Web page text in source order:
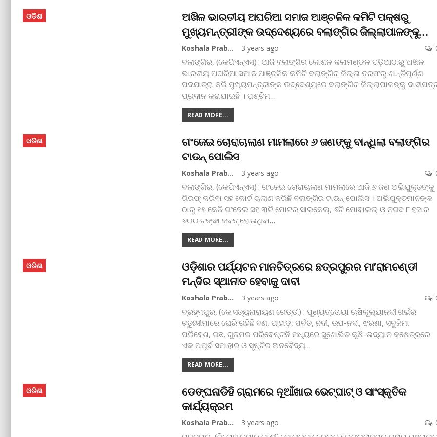
ଓଡିଶା
ଅଖିଳ ଭାରତୀୟ ଅଘରିଆ ସମାଜ ଆଞ୍ଚଳିକ କମିଟି ପକ୍ଷରୁ
ମୁଖ୍ୟମନ୍ତ୍ରୀଙ୍କ ଉଦ୍ଦେଶ୍ୟରେ ବଲାଙ୍ଗିର ଜିଲ୍ଲାପାଳଙ୍କୁ…
Koshala Prabaha 3 years ago
ବଲାଙ୍ଗିର, (କେପିଏନ୍‌ଏସ୍‌) : ଆଜି ବଲାଙ୍ଗିର କୋଶଳ କଳାମଣ୍ଡଳ ପଡ଼ିଆଠାରୁ ଅଖିଳ
ଭାରତୀୟ ଅଘରିଆ ସମାଜ ଆଞ୍ଚଳିକ କମିଟି ବଲାଙ୍ଗିର ଜିଲ୍ଲା ତରଫରୁ ଶାନ୍ତିପୂର୍ଣ୍ଣ
ପଦଯାତ୍ରା କରି ମୁଖ୍ୟମନ୍ତ୍ରୀଙ୍କ ଉଦ୍ଦେଶ୍ୟରେ ବଲାଙ୍ଗିର ଜିଲ୍ଲାପାଳଙ୍କୁ
ପ୍ରଦାନ କରାଯାଇଛି । ପଶ୍ଚିମ…
READ MORE...
ଓଡିଶା
ଗଂଜେଇ ଚୋରାଚାଲାଣ ମାମଲାରେ ୬ ଜଣଙ୍କୁ ବାନ୍ଧିଲା ବଲାଙ୍ଗିର
ଟାଉନ୍‌ ପୋଲିସ
Koshala Prabaha 3 years ago
ବଲାଙ୍ଗିର, (କେପିଏନ୍‌ଏସ୍‌) : ଗଂଜେଇ ଚୋରାଚାଲାଣ ମାମଲାରେ ଆଜି ୬ ଜଣ ଅଭିଯୁକ୍ତଙ୍କୁ
ଗିରଫ୍‌ କରିବା ସହ କୋର୍ଟ ଚାଲାଣ କରିଛି ବଲାଙ୍ଗିର ଟାଉନ୍‌ ପୋଲିସ । ଅଭିଯୁକ୍ତମାନଙ୍କ
ଠାରୁ ୧୫ କେଜି ଗଂଜେଇ ସହ ୩ଟି ମୋଟର ସାଇକେଲ୍‌, ୬ଟି ମୋବାଇଲ୍‌ ଓ ନଗଦ ୮ ହଜାର
୬୦୦ ଟଙ୍କା ଜବତ୍‌ ହୋଇଥିବା…
READ MORE...
ଓଡିଶା
ଓଡ଼ିଶାର ପର୍ଯ୍ୟଟନ ମାନଚିତ୍ରରେ ଛତ୍ରପୁରର ମା’ରାମଚଣ୍ଡୀ
ମନ୍ଦିର ସ୍ଥାନୀତ ହେବାକୁ ଦାବୀ
Koshala Prabaha 3 years ago
ବ୍ରହ୍ମପୁର, (କେ.ସତ୍ୟନାରାୟଣ ରେଡ୍ଡୀ) : ପୂଣ୍ୟତ୍ତୋୟା ଋଷିକୂଲ୍ୟାନଦୀ ଗର୍ଭର
ଚତୁଃସୀମାରେ ଘେରି ରହିଛି ବଣ, ପାହାଡ଼, ପର୍ବତ, ନଦୀ, ଉପ-ନଦୀ, ଝରଣା, ସବୁଜିମା
ପରିବେଶ, ଗଛ, ଗୁଳ୍ମର ପରିବେଷ୍ଟନି ମଧ୍ୟରେ ସୁଶୋଭିତ କୃଷି-ଉଦ୍ୟାନ କ୍ଷେତ୍ରରେ
ଏକ ଅପୂର୍ବ ସମାହାର ଓ ସୃଷ୍ଟିର ଅନବୈଦ୍ୟ…
READ MORE...
ଓଡିଶା
ଡେଙ୍ଘନାଡିହି ଗ୍ରାମରେ ନୂଆଁଖାଇ ଭେଟ୍‌ଘାଟ୍‌ ଓ ସାଂସ୍କୃତିକ
କାର୍ଯ୍ୟକ୍ରମ
Koshala Prabaha 3 years ago